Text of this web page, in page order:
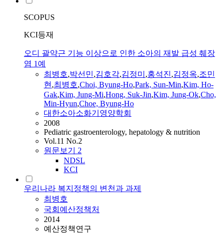
SCOPUS
KCI등재
오디 괄약근 기능 이상으로 인한 소아의 재발 급성 췌장
염 1예
최병호,박선민,김호각,김정미 ,홍석진,김정옥,조민
현,최병호,Choi, Byung-Ho,Park, Sun-Min,Kim, Ho-
Gak,Kim, Jung-Mi,Hong, Suk-Jin,Kim, Jung-Ok,Cho,
Min-Hyun,Choe, Byung-Ho
대한소아소화기영양학회
2008
Pediatric gastroenterology, hepatology & nutrition
Vol.11 No.2
원문보기 2
NDSL
KCI
우리나라 복지정책의 변천과 과제
최병호
국회예산정책처
2014
예산정책연구